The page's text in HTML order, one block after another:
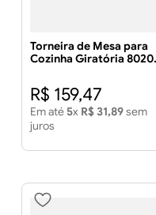
Torneira de Mesa para
Cozinha Giratória 8020
Cromada - LIDER METAIS
R$ 159,47
Em até 5x R$ 31,89sem
juros